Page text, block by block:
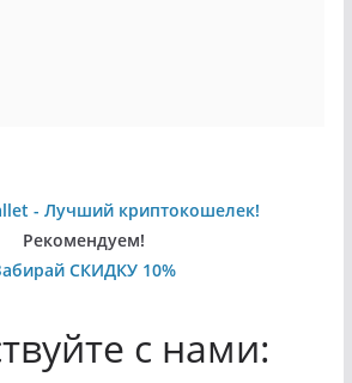
- Лучший криптокошелек!
Рекомендуем!
СКИДКУ 10%
с нами: